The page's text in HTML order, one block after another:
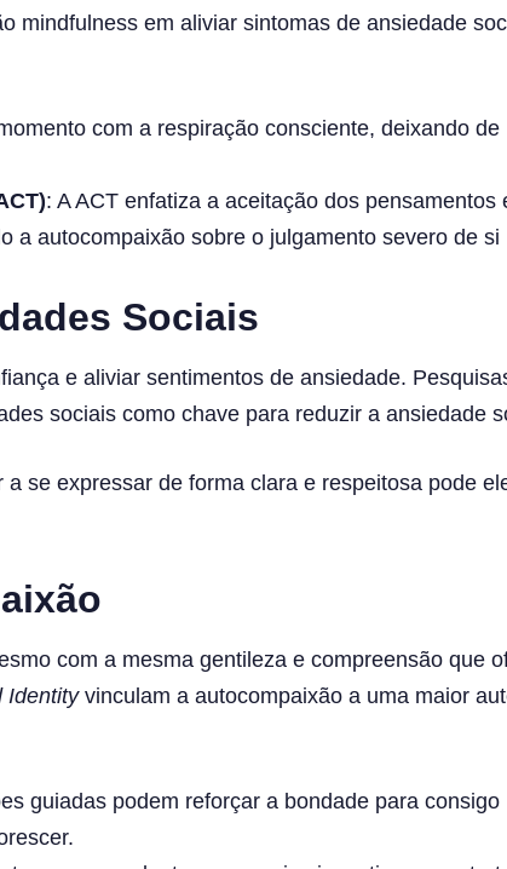
mindfulness em aliviar sintomas de ansiedade
com a respiração consciente, deixando
: A ACT enfatiza a aceitação dos
a autocompaixão sobre o julgamento severo de si
Sociais
e aliviar sentimentos de ansiedade.
sociais como chave para reduzir a ansiedade
a se expressar de forma clara e respeitosa pode
com a mesma gentileza e compreensão que
Identityvinculam a autocompaixão a uma maior
guiadas podem reforçar a bondade para